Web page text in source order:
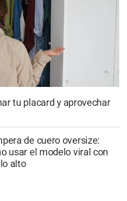
tu placard y aprovechar
de cuero oversize:
usar el modelo viral con
alto